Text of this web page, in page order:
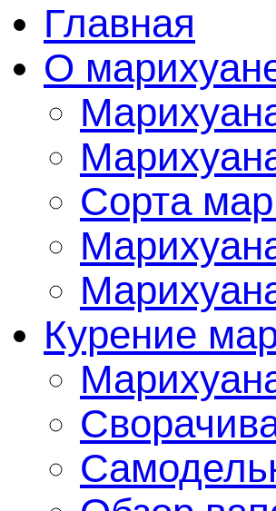
Главная
О
Сорта
Курение